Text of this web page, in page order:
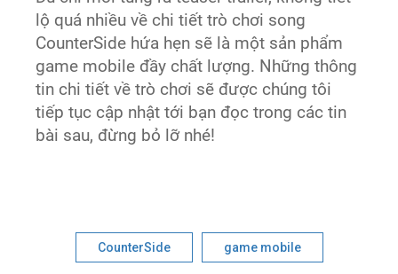
lộ quá nhiều về chi tiết trò chơi song
CounterSide hứa hẹn sẽ là một sản phẩm
game mobile đầy chất lượng. Những thông
tin chi tiết về trò chơi sẽ được chúng tôi
tiếp tục cập nhật tới bạn đọc trong các tin
bài sau, đừng bỏ lỡ nhé!
CounterSide game mobile